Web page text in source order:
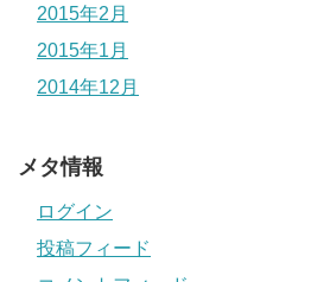
2015年2月
2015年1月
2014年12月
メタ情報
ログイン
投稿フィード